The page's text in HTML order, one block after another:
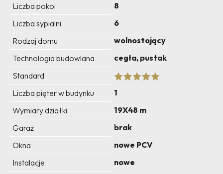
Liczba pokoi
8
Liczba sypialni
6
Rodzaj domu
wolnostojący
Technologia budowlana
cegła, pustak
Standard
Liczba pięter w budynku
1
Wymiary działki
19X48 m
Garaż
brak
Okna
nowe PCV
Instalacje
nowe